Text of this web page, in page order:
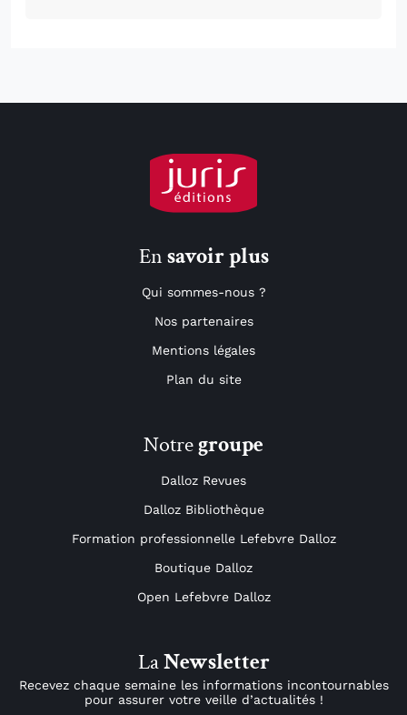
Ensavoir plus
Qui sommes-nous ?
Nos partenaires
Mentions légales
Plan du site
Notregroupe
Dalloz Revues
Dalloz Bibliothèque
Formation professionnelle Lefebvre Dalloz
Boutique Dalloz
Open Lefebvre Dalloz
LaNewsletter
Recevez chaque semaine les informations incontournables
pour assurer votre veille d’actualités !